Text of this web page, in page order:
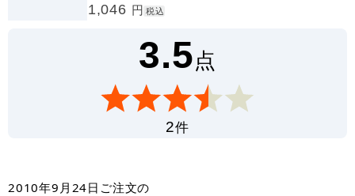
1,046 円 税込
3.5点
2件
2010年9月24日 ご注文の